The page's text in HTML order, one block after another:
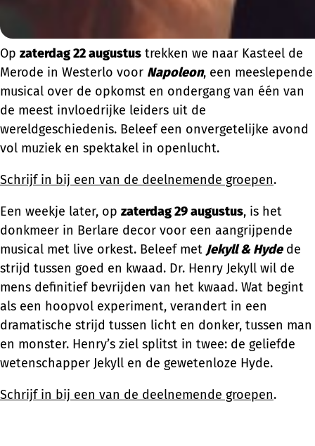
Op zaterdag 22 augustus trekken we naar Kasteel de
Merode in Westerlo voor Napoleon, een meeslepende
musical over de opkomst en ondergang van één van
de meest invloedrijke leiders uit de
wereldgeschiedenis. Beleef een onvergetelijke avond
vol muziek en spektakel in openlucht.
Schrijf in bij een van de deelnemende groepen.
Een weekje later, op zaterdag 29 augustus, is het
donkmeer in Berlare decor voor een aangrijpende
musical met live orkest. Beleef met Jekyll & Hydede
strijd tussen goed en kwaad. Dr. Henry Jekyll wil de
mens definitief bevrijden van het kwaad. Wat begint
als een hoopvol experiment, verandert in een
dramatische strijd tussen licht en donker, tussen man
en monster. Henry’s ziel splitst in twee: de geliefde
wetenschapper Jekyll en de gewetenloze Hyde.
Schrijf in bij een van de deelnemende groepen.